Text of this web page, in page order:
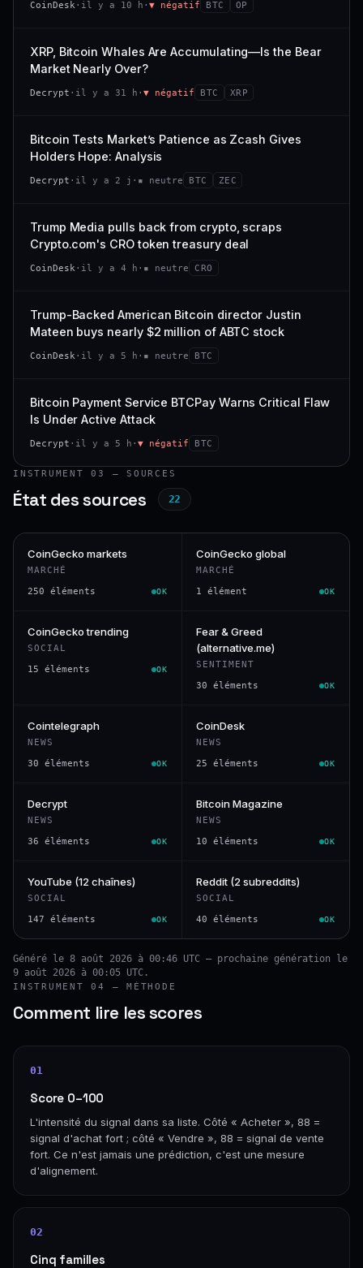
−0,1 % +0,1 %
−0,1 % #29
CONFIANCE
477 M$ 1 464 $
+0,6 % −3,6 %
−94,7 % #102
CONFIANCE
CoinDesk · il y a 10 h · ▼ négatif BTC OP
XRP, Bitcoin Whales Are Accumulating—Is the Bear
Market Nearly Over?
Decrypt · il y a 31 h · ▼ négatif BTC XRP
Bitcoin Tests Market’s Patience as Zcash Gives
Holders Hope: Analysis
Decrypt · il y a 2 j · ▪ neutre BTC ZEC
Trump Media pulls back from crypto, scraps
Crypto.com's CRO token treasury deal
CoinDesk · il y a 4 h · ▪ neutre CRO
Trump-Backed American Bitcoin director Justin
Mateen buys nearly $2 million of ABTC stock
CoinDesk · il y a 5 h · ▪ neutre BTC
Bitcoin Payment Service BTCPay Warns Critical Flaw
Is Under Active Attack
Decrypt · il y a 5 h · ▼ négatif BTC
INSTRUMENT 03 — SOURCES
État des sources 22
CoinGecko markets
MARCHÉ
250 éléments OK
CoinGecko global
MARCHÉ
1 élément OK
CoinGecko trending
SOCIAL
15 éléments OK
Fear & Greed
(alternative.me)
SENTIMENT
30 éléments OK
Cointelegraph
NEWS
30 éléments OK
CoinDesk
NEWS
25 éléments OK
Decrypt
NEWS
36 éléments OK
Bitcoin Magazine
NEWS
10 éléments OK
YouTube (12 chaînes)
SOCIAL
147 éléments OK
Reddit (2 subreddits)
SOCIAL
40 éléments OK
Généré le 8 août 2026 à 00:46 UTC — prochaine génération le
9 août 2026 à 00:05 UTC.
INSTRUMENT 04 — MÉTHODE
Comment lire les scores
01
Score 0–100
L'intensité du signal dans sa liste. Côté « Acheter », 88 =
signal d'achat fort ; côté « Vendre », 88 = signal de vente
fort. Ce n'est jamais une prédiction, c'est une mesure
d'alignement.
02
Cinq familles